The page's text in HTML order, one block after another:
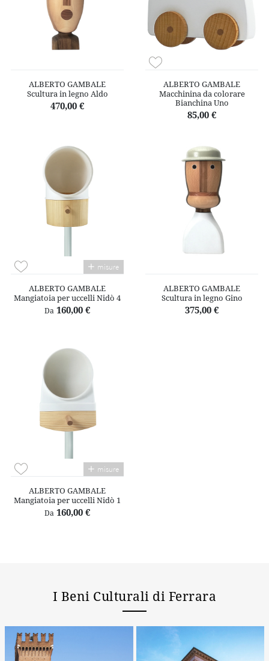
ALBERTO GAMBALE
Scultura in legno Aldo
470,00 €
ALBERTO GAMBALE
Macchinina da colorare
Bianchina Uno
85,00 €
misure
ALBERTO GAMBALE
Mangiatoia per uccelli Nidò 4
Da 160,00 €
ALBERTO GAMBALE
Scultura in legno Gino
375,00 €
misure
ALBERTO GAMBALE
Mangiatoia per uccelli Nidò 1
Da 160,00 €
I Beni Culturali di Ferrara